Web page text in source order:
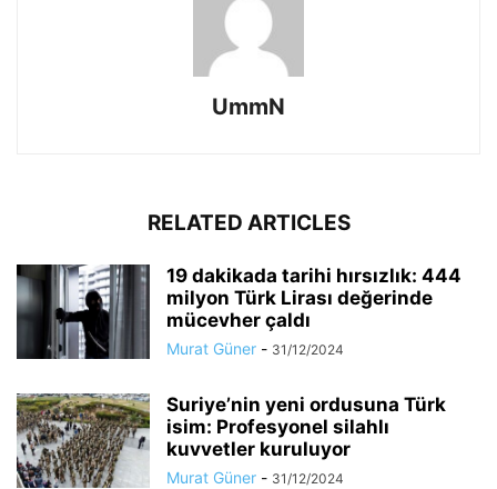
UmmN
RELATED ARTICLES
19 dakikada tarihi hırsızlık: 444
milyon Türk Lirası değerinde
mücevher çaldı
Murat Güner - 31/12/2024
Suriye’nin yeni ordusuna Türk
isim: Profesyonel silahlı
kuvvetler kuruluyor
Murat Güner - 31/12/2024